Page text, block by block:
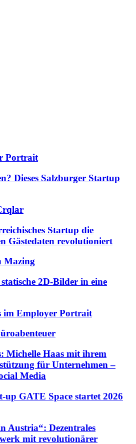
Portrait
Dieses Salzburger Startup
Startup die
Gästedaten revolutioniert
Mazing
2D-Bilder in eine
im Employer Portrait
Michelle Haas mit ihrem
für Unternehmen –
Media
GATE Space startet 2026
Austria“: Dezentrales
mit revolutionärer